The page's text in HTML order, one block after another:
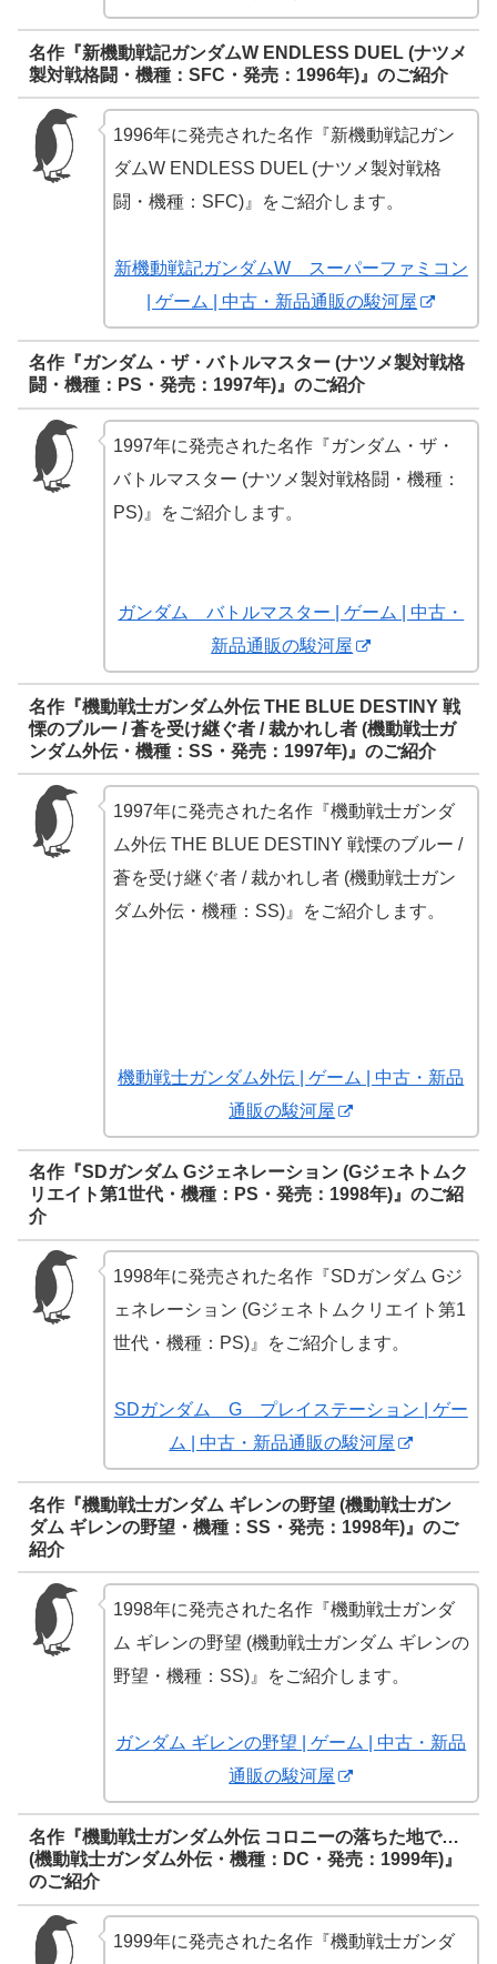
名作『新機動戦記ガンダムW ENDLESS DUEL (ナツメ
製対戦格闘・機種：SFC・発売：1996年)』のご紹介
1996年に発売された名作『新機動戦記ガン
ダムW ENDLESS DUEL (ナツメ製対戦格
闘・機種：SFC)』をご紹介します。
新機動戦記ガンダムW スーパーファミコン
| ゲーム | 中古・新品通販の駿河屋
名作『ガンダム・ザ・バトルマスター (ナツメ製対戦格
闘・機種：PS・発売：1997年)』のご紹介
1997年に発売された名作『ガンダム・ザ・
バトルマスター (ナツメ製対戦格闘・機種：
PS)』をご紹介します。
ガンダム バトルマスター | ゲーム | 中古・
新品通販の駿河屋
名作『機動戦士ガンダム外伝 THE BLUE DESTINY 戦
慄のブルー / 蒼を受け継ぐ者 / 裁かれし者 (機動戦士ガ
ンダム外伝・機種：SS・発売：1997年)』のご紹介
1997年に発売された名作『機動戦士ガンダ
ム外伝 THE BLUE DESTINY 戦慄のブルー /
蒼を受け継ぐ者 / 裁かれし者 (機動戦士ガン
ダム外伝・機種：SS)』をご紹介します。
機動戦士ガンダム外伝 | ゲーム | 中古・新品
通販の駿河屋
名作『SDガンダム Gジェネレーション (Gジェネトムク
リエイト第1世代・機種：PS・発売：1998年)』のご紹
介
1998年に発売された名作『SDガンダム Gジ
ェネレーション (Gジェネトムクリエイト第1
世代・機種：PS)』をご紹介します。
SDガンダム G プレイステーション | ゲー
ム | 中古・新品通販の駿河屋
名作『機動戦士ガンダム ギレンの野望 (機動戦士ガン
ダム ギレンの野望・機種：SS・発売：1998年)』のご
紹介
1998年に発売された名作『機動戦士ガンダ
ム ギレンの野望 (機動戦士ガンダム ギレンの
野望・機種：SS)』をご紹介します。
ガンダム ギレンの野望 | ゲーム | 中古・新品
通販の駿河屋
名作『機動戦士ガンダム外伝 コロニーの落ちた地で…
(機動戦士ガンダム外伝・機種：DC・発売：1999年)』
のご紹介
1999年に発売された名作『機動戦士ガンダ